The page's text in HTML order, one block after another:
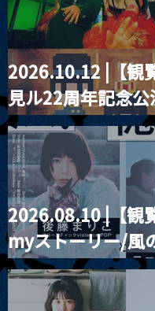
2024.07.03（水
覧】【 🌜ムンム
イティブ 】
2026.10.12 |【観
見ル22周年記念
strawberry』
2026.08.10 |【観
myストーリー/風
藤まりこアコース
violence POPと